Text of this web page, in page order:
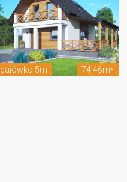
gajówko 5m 74.46m²